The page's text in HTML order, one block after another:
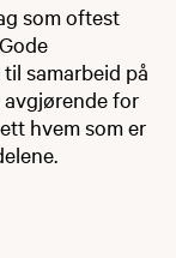
som oftest
samarbeid på
for
hvem som er